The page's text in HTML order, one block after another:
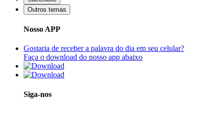
Outros temas
Nosso APP
Gostaria de receber a palavra do dia em seu celular?
Faça o download do nosso app abaixo
Siga-nos